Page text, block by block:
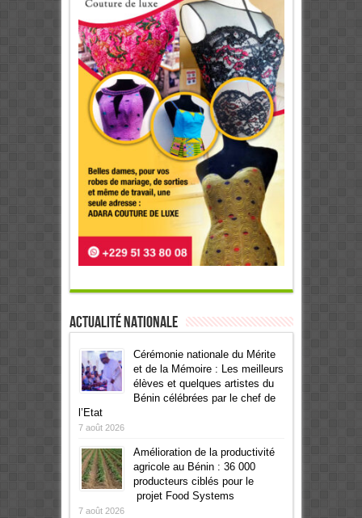
Actualité Nationale
Cérémonie nationale du Mérite
et de la Mémoire : Les meilleurs
élèves et quelques artistes du
Bénin célébrées par le chef de
l’Etat
7 août 2026
Amélioration de la productivité
agricole au Bénin : 36 000
producteurs ciblés pour le
projet Food Systems
7 août 2026